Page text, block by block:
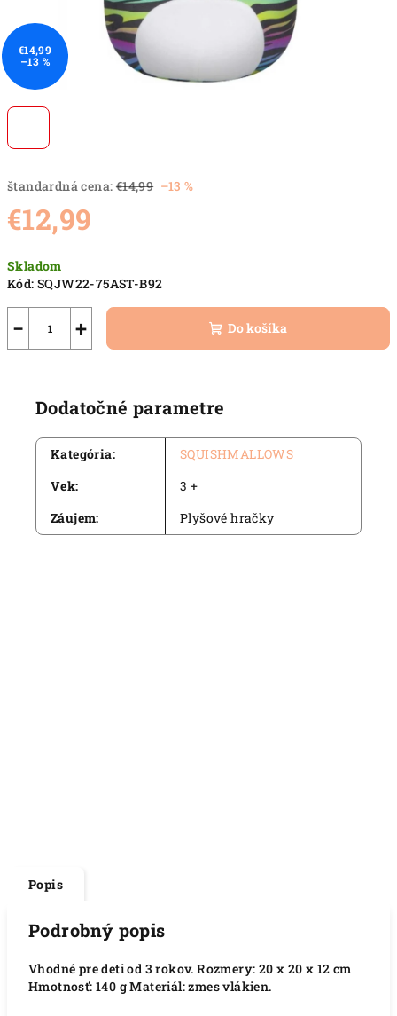
štandardná cena: €14,99 –13 %
€12,99
cena:
Skladom
Kód: SQJW22-75AST-B92
+
− Do košíka
€14,99
–13 %
Dodatočné parametre
Kategória:
SQUISHMALLOWS
Vek:
3 +
Záujem: Plyšové hračky
Popis
Podrobný popis
Vhodné pre deti od 3 rokov. Rozmery: 20 x 20 x 12 cm
Hmotnosť: 140 g Materiál: zmes vlákien.